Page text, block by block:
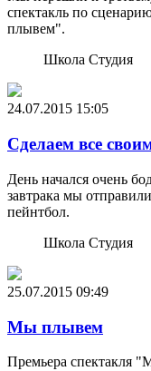
спектакль по
плывем".
Школа Студия
24.07.2015 15:05
Сделаем все
День начался очень
завтрака мы
пейнтбол.
Школа Студия
25.07.2015 09:49
Мы плывем
Премьера спектакля